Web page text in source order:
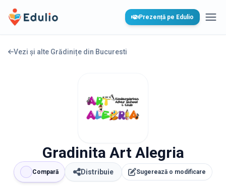
Edulio Prezență pe Edulio
Vezi și alte Grădinițe din Bucuresti
Gradinita Art Alegria
Compară Distribuie Sugerează o modificare